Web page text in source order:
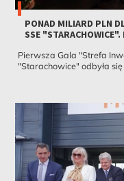
PONAD MILIARD PLN
SSE
Pierwsza Gala "Strefa
"Starachowice" odbyła